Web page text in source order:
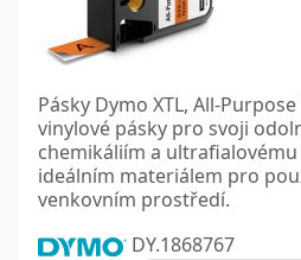
Pásky Dymo XTL, All-
vinylové pásky pro svoji
chemikáliím a ultrafialovému
ideálním materiálem pro
venkovním prostředí.
DY.1868767